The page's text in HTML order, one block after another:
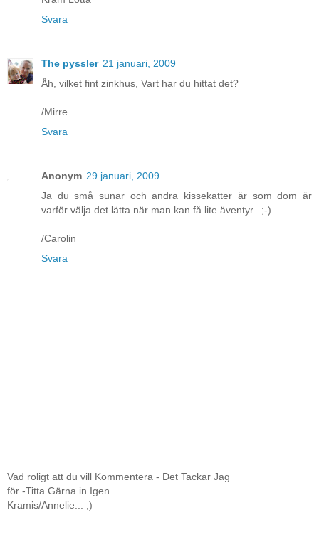
Svara
The pyssler 21 januari, 2009
Åh, vilket fint zinkhus, Vart har du hittat det?
/Mirre
Svara
Anonym 29 januari, 2009
Ja du små sunar och andra kissekatter är som dom är
varför välja det lätta när man kan få lite äventyr.. ;-)
/Carolin
Svara
Vad roligt att du vill Kommentera - Det Tackar Jag
för -Titta Gärna in Igen
Kramis/Annelie... ;)